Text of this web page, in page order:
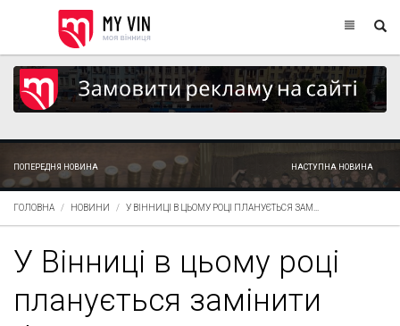
ПОПЕРЕДНЯ НОВИНА НАСТУПНА НОВИНА
ГОЛОВНА НОВИНИ У ВІННИЦІ В ЦЬОМУ РОЦІ ПЛАНУЄТЬСЯ ЗАМ...
У Вінниці в цьому році
планується замінити